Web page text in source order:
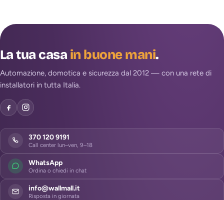
La tua casain buone mani.
Automazione, domotica e sicurezza dal 2012 — con una rete di
installatori in tutta Italia.
370 120 9191
Call center lun–ven, 9–18
WhatsApp
Ordina o chiedi in chat
info@wallmall.it
Risposta in giornata